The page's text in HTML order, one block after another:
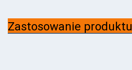
Zastosowanie produktu